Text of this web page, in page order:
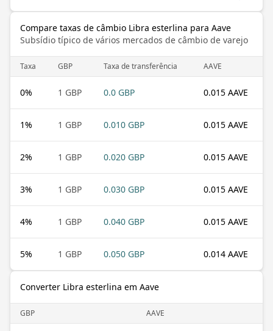
Compare taxas de câmbio Libra esterlina para Aave
Subsídio típico de vários mercados de câmbio de varejo
Taxa GBP Taxa de transferência AAVE
0% 1 GBP 0.0 GBP 0.015 AAVE
1% 1 GBP 0.010 GBP 0.015 AAVE
2% 1 GBP 0.020 GBP 0.015 AAVE
3% 1 GBP 0.030 GBP 0.015 AAVE
4% 1 GBP 0.040 GBP 0.015 AAVE
5% 1 GBP 0.050 GBP 0.014 AAVE
Converter Libra esterlina em Aave
GBP AAVE